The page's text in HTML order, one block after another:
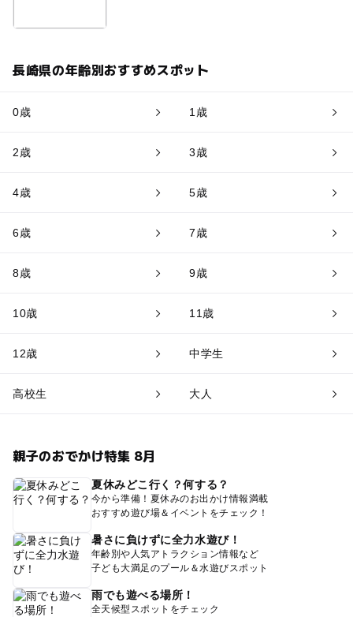
長崎県の年齢別おすすめスポット
0歳 1歳
2歳 3歳
4歳 5歳
6歳 7歳
8歳 9歳
10歳 11歳
12歳 中学生
高校生 大人
親子のおでかけ特集 8月
夏休みどこ行く？何する？
今から準備！夏休みのお出かけ情報満載
おすすめ遊び場＆イベントをチェック！
暑さに負けずに全力水遊び！
年齢別や人気アトラクション情報など
子ども大満足のプール＆水遊びスポット
雨でも遊べる場所！
全天候型スポットをチェック